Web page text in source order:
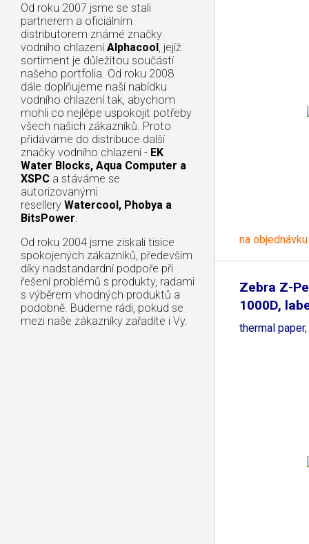
Od roku 2007 jsme se stali
partnerem a oficiálním
distributorem známé značky
vodního chlazení Alphacool, jejíž
sortiment je důležitou součástí
našeho portfolia. Od roku 2008
dále doplňujeme naší nabídku
vodního chlazení tak, abychom
mohli co nejlépe uspokojit potřeby
všech našich zákazníků. Proto
přidáváme do distribuce další
značky vodního chlazení - EK
Water Blocks, Aqua Computer a
XSPC a stáváme se
autorizovanými
resellery Watercool, Phobya a
BitsPower.
Od roku 2004 jsme získali tisíce
spokojených zákazníků, především
díky nadstandardní podpoře při
řešení problémů s produkty, radami
s výběrem vhodných produktů a
podobně. Budeme rádi, pokud se
mezi naše zákazníky zařadíte i Vy.
na objednávku
Zebra Z-
1000D,
thermal